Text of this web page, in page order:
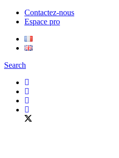
Contactez-nous
Espace pro
Search